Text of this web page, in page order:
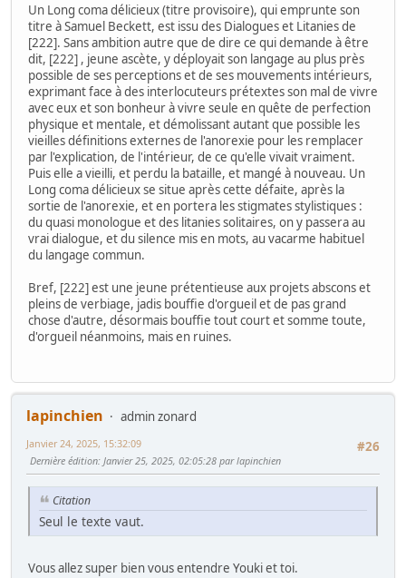
Un Long coma délicieux (titre provisoire), qui emprunte son
titre à Samuel Beckett, est issu des Dialogues et Litanies de
[222]. Sans ambition autre que de dire ce qui demande à être
dit, [222] , jeune ascète, y déployait son langage au plus près
possible de ses perceptions et de ses mouvements intérieurs,
exprimant face à des interlocuteurs prétextes son mal de vivre
avec eux et son bonheur à vivre seule en quête de perfection
physique et mentale, et démolissant autant que possible les
vieilles définitions externes de l'anorexie pour les remplacer
par l'explication, de l'intérieur, de ce qu'elle vivait vraiment.
Puis elle a vieilli, et perdu la bataille, et mangé à nouveau. Un
Long coma délicieux se situe après cette défaite, après la
sortie de l'anorexie, et en portera les stigmates stylistiques :
du quasi monologue et des litanies solitaires, on y passera au
vrai dialogue, et du silence mis en mots, au vacarme habituel
du langage commun.
Bref, [222] est une jeune prétentieuse aux projets abscons et
pleins de verbiage, jadis bouffie d'orgueil et de pas grand
chose d'autre, désormais bouffie tout court et somme toute,
d'orgueil néanmoins, mais en ruines.
lapinchien
admin zonard
#26
Janvier 24, 2025, 15:32:09
Dernière édition: Janvier 25, 2025, 02:05:28 par lapinchien
Citation
Seul le texte vaut.
Vous allez super bien vous entendre Youki et toi.